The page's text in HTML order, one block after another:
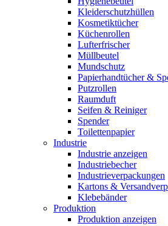
Kleiderschutzhüllen
Kosmetiktücher
Küchenrollen
Lufterfrischer
Müllbeutel
Mundschutz
Papierhandtücher &
Putzrollen
Raumduft
Seifen & Reiniger
Spender
Toilettenpapier
Industrie
Industrie anzeigen
Industriebecher
Industrieverpackungen
Kartons &
Klebebänder
Produktion
Produktion anzeigen